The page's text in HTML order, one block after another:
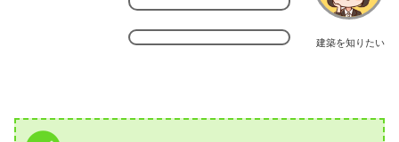
建築を知りたい